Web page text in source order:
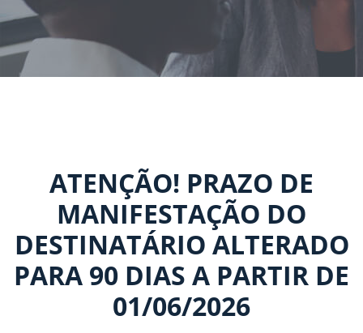
ATENÇÃO! PRAZO DE
MANIFESTAÇÃO DO
DESTINATÁRIO ALTERADO
PARA 90 DIAS A PARTIR DE
01/06/2026